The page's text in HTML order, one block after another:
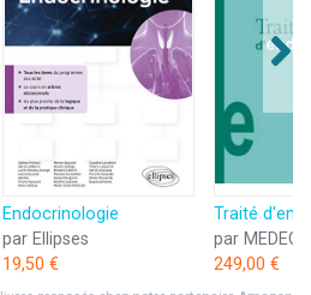
Endocrinologie
par Ellipses
19,50 €
par
249,00 €